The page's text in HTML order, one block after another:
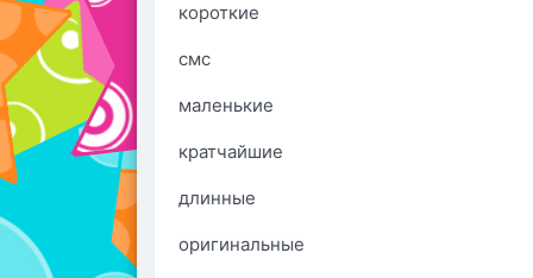
короткие
смс
маленькие
кратчайшие
длинные
оригинальные